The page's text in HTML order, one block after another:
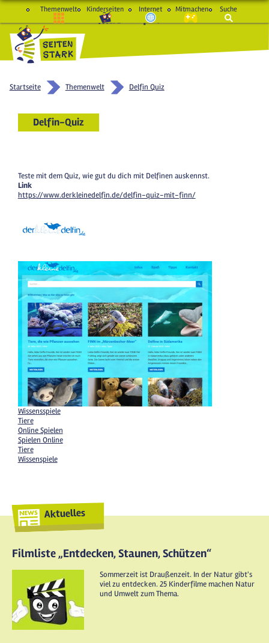
Themenwelt Kinderseiten Internet Mitmachen Suche
macht Spaß und schlau
Startseite Themenwelt Delfin Quiz
Delfin-Quiz
Teste mit dem Quiz, wie gut du dich mit Delfinen auskennst.
Link
https://www.derkleinedelfin.de/delfin-quiz-mit-finn/
Wissensspiele
Tiere
Online Spielen
Spielen Online
Tiere
Wissenspiele
Aktuelles
Filmliste „Entdecken, Staunen, Schützen“
Sommerzeit ist Draußenzeit. In der Natur gibt's
viel zu entdecken. 25 Kinderfilme machen Natur
und Umwelt zum Thema.